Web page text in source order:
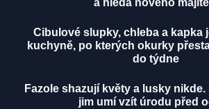
a hledá nového
Cibulové slupky, chleba a kapka
kuchyně, po kterých okurky
do týdne
Fazole shazují květy a lusky
jim umí vzít úrodu před